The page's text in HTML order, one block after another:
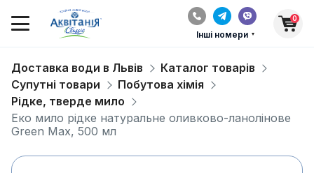
Інші номери
0
Доставка води в Львів
Каталог товарів
Супутні товари
Побутова хімія
Рідке, тверде мило
Eко мило рідке натуральне оливково-ланолінове
Green Max, 500 мл